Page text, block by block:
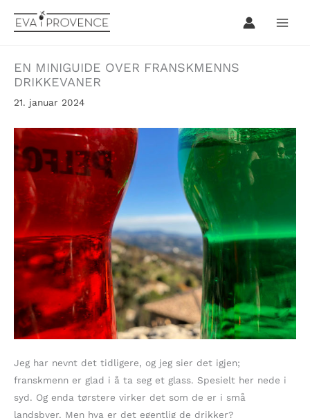
rett
EN MINIGUIDE OVER FRANSKMENNS
DRIKKEVANER
21. januar 2024
Jeg har nevnt det tidligere, og jeg sier det igjen;
franskmenn er glad i å ta seg et glass. Spesielt her nede i
syd. Og enda tørstere virker det som de er i små
landsbyer. Men hva er det egentlig de drikker?